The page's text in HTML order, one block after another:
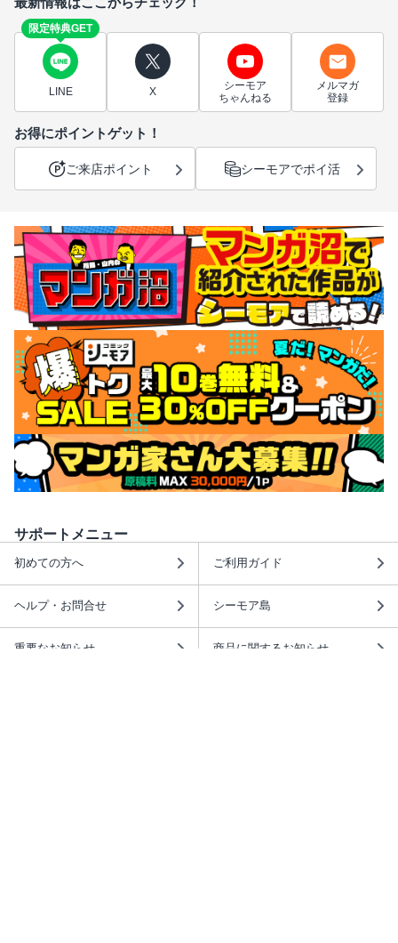
限定特典GET
LINE X
シーモア
ちゃんねる
メルマガ
登録
お得にポイントゲット！
ご来店ポイント シーモアでポイ活
サポートメニュー
初めての方へ ご利用ガイド
ヘルプ・お問合せ シーモア島
重要なお知らせ 商品に関するお知らせ